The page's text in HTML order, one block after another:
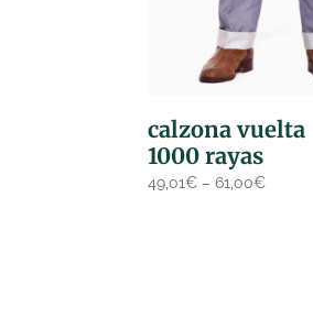
calzona vuelta
1000 rayas
49,01€ –61,00€